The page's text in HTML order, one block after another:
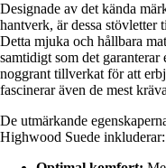
Designade av det kända
hantverk, är dessa
Detta mjuka och hållbara
samtidigt som det
noggrant tillverkat för att
fascinerar även de mest
De utmärkande
Highwood Suede inkluderar: